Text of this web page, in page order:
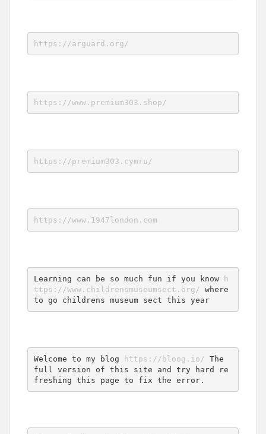
https://arguard.org/
https://www.premium303.shop/
https://premium303.cymru/
https://www.1947london.com
Learning can be so much fun if you know
h
ttps://www.childrensmuseumsect.org/ where
to go childrens museum sect this year
Welcome to my blog https://bloog.io/ The
full version of this site and try hard re
freshing this page to fix the error.